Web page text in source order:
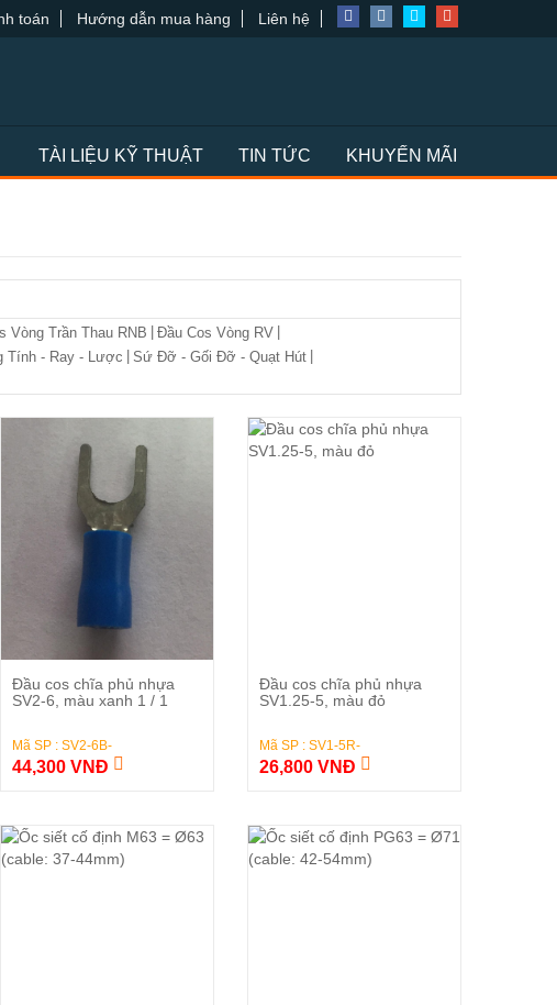
toán Hướng dẫn mua hàng Liên hệ
TÀI LIỆU KỸ THUẬT TIN TỨC KHUYẾN MÃI
Vòng Trần Thau RNB Đầu Cos Vòng RV
Tính - Ray - Lược Sứ Đỡ - Gối Đỡ - Quạt Hút
Đặt Hàng
Đầu cos chĩa phủ nhựa
SV2-6, màu xanh 1 / 1
Mã SP : SV2-6B-
44,300 VNĐ
Đặt Hàng
Đầu cos chĩa phủ nhựa
SV1.25-5, màu đỏ
Mã SP : SV1-5R-
26,800 VNĐ